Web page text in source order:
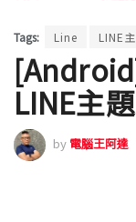
Tags: Line LINE
LINE主
by 電腦王阿達